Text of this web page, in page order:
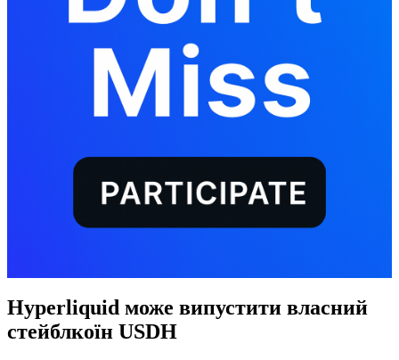
Hyperliquid може випустити власний
стейблкоїн USDH